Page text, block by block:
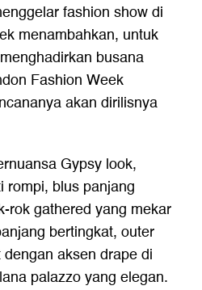
fashion show di
menambahkan, untuk
busana
Fashion Week
akan dirilisnya
Gypsy look,
rompi, blus panjang
rok gathered yang mekar
bertingkat, outer
aksen drape di
palazzo yang elegan.